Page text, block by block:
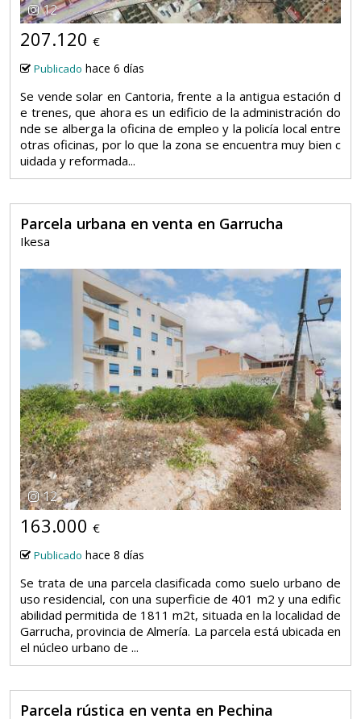
12
207.120 €
Publicado hace 6 días
Se vende solar en Cantoria, frente a la antigua estación d
e trenes, que ahora es un edificio de la administración do
nde se alberga la oficina de empleo y la policía local entre
otras oficinas, por lo que la zona se encuentra muy bien c
uidada y reformada...
Parcela urbana en venta en Garrucha
Ikesa
12
163.000 €
Publicado hace 8 días
Se trata de una parcela clasificada como suelo urbano de
uso residencial, con una superficie de 401 m2 y una edific
abilidad permitida de 1811 m2t, situada en la localidad de
Garrucha, provincia de Almería. La parcela está ubicada en
el núcleo urbano de ...
Parcela rústica en venta en Pechina